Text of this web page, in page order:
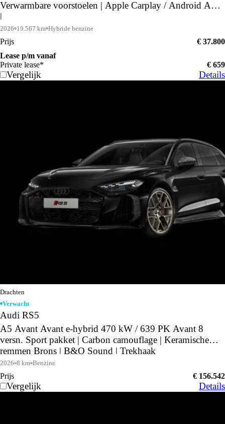
Verwarmbare voorstoelen | Apple Carplay / Android Auto
|
2026 19.567 km Hybride benzine
Prijs
€ 37.800
Lease p/m vanaf
Private lease*
€ 659
Vergelijk Details
Drachten
Verwacht
Audi RS5
A5 Avant Avant e-hybrid 470 kW / 639 PK Avant 8
versn. Sport pakket | Carbon camouflage | Keramische
remmen Brons | B&O Sound | Trekhaak
2026 8 km Benzine
Prijs € 156.542
Vergelijk Details